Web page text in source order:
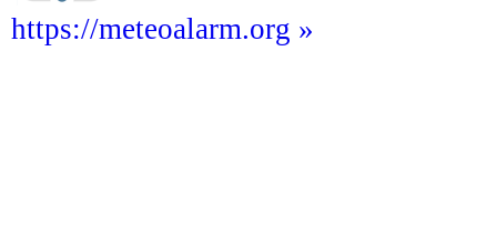
https://meteoalarm.org »